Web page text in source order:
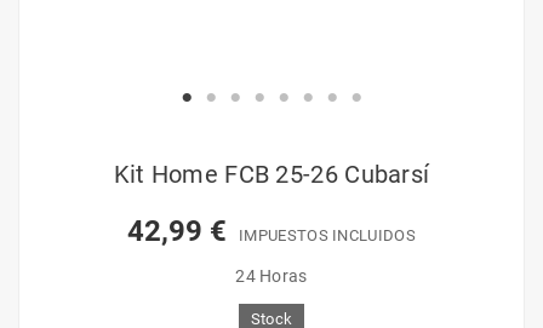
Kit Home FCB 25-26 Cubarsí
42,99 € IMPUESTOS INCLUIDOS
24 Horas
Stock